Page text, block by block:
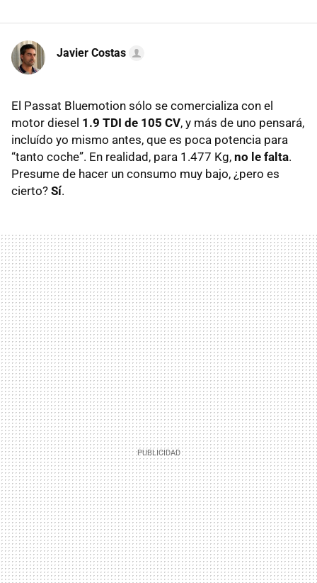
Javier Costas
El Passat Bluemotion sólo se comercializa con el
motor diesel 1.9 TDI de 105 CV, y más de uno pensará,
incluído yo mismo antes, que es poca potencia para
“tanto coche”. En realidad, para 1.477 Kg, no le falta.
Presume de hacer un consumo muy bajo, ¿pero es
cierto? Sí.